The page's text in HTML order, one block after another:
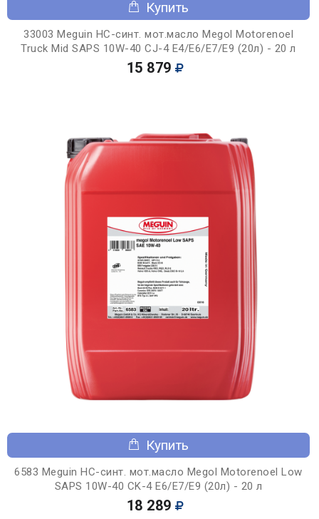
Купить
33003 Meguin НС-синт. мот.масло Megol Motorenoel
Truck Mid SAPS 10W-40 CJ-4 E4/E6/E7/E9 (20л) - 20 л
15 879
Купить
6583 Meguin НС-синт. мот.масло Megol Motorenoel Low
SAPS 10W-40 CK-4 E6/E7/E9 (20л) - 20 л
18 289